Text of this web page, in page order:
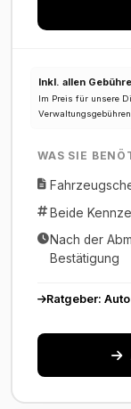
Inkl. allen
Im Preis für unsere
WAS SIE
Beide
Nach der
Bestätigung
Ratgeber: